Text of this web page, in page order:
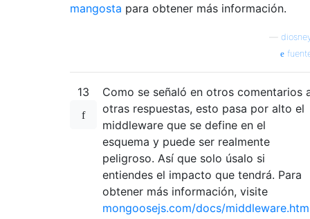
mangosta para obtener más información.
13
Como se señaló en otros comentarios
otras respuestas, esto pasa por alto el
middleware que se define en el
esquema y puede ser realmente
peligroso. Así que solo úsalo si
entiendes el impacto que tendrá. Para
obtener más información, visite
mongoosejs.com/docs/